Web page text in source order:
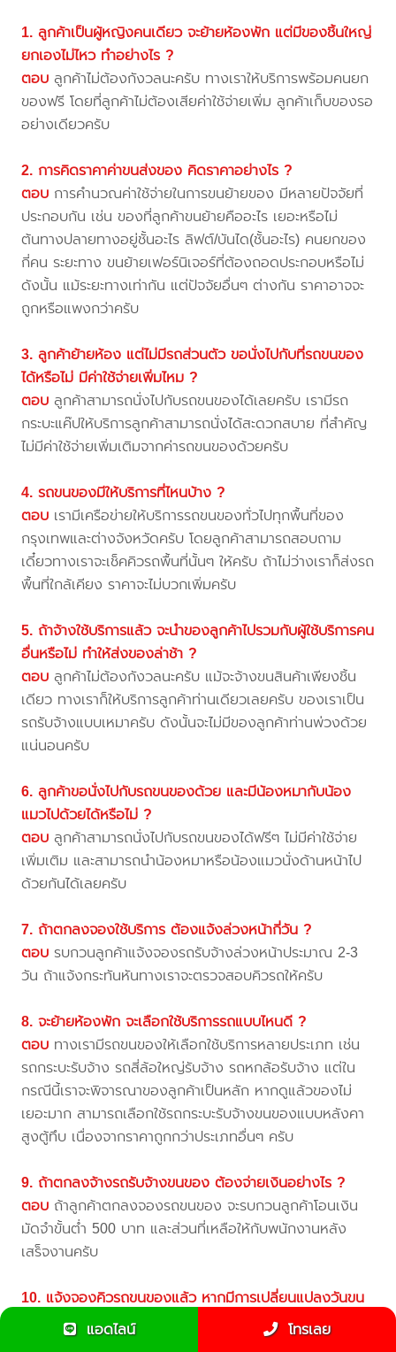
1. ลูกค้าเป็นผู้หญิงคนเดียว จะย้ายห้องพัก แต่มีของชิ้นใหญ่
ยกเองไม่ไหว ทำอย่างไร ?
ตอบ ลูกค้าไม่ต้องกังวลนะครับ ทางเราให้บริการพร้อมคนยก
ของฟรี โดยที่ลูกค้าไม่ต้องเสียค่าใช้จ่ายเพิ่ม ลูกค้าเก็บของรอ
อย่างเดียวครับ
2. การคิดราคาค่าขนส่งของ คิดราคาอย่างไร ?
ตอบ การคำนวณค่าใช้จ่ายในการขนย้ายของ มีหลายปัจจัยที่
ประกอบกัน เช่น ของที่ลูกค้าขนย้ายคืออะไร เยอะหรือไม่
ต้นทางปลายทางอยู่ชั้นอะไร ลิฟต์/บันได(ชั้นอะไร) คนยกของ
กี่คน ระยะทาง ขนย้ายเฟอร์นิเจอร์ที่ต้องถอดประกอบหรือไม่
ดังนั้น แม้ระยะทางเท่ากัน แต่ปัจจัยอื่นๆ ต่างกัน ราคาอาจจะ
ถูกหรือแพงกว่าครับ
3. ลูกค้าย้ายห้อง แต่ไม่มีรถส่วนตัว ขอนั่งไปกับที่รถขนของ
ได้หรือไม่ มีค่าใช้จ่ายเพิ่มไหม ?
ตอบ ลูกค้าสามารถนั่งไปกับรถขนของได้เลยครับ เรามีรถ
กระบะแค๊ปให้บริการลูกค้าสามารถนั่งได้สะดวกสบาย ที่สำคัญ
ไม่มีค่าใช้จ่ายเพิ่มเติมจากค่ารถขนของด้วยครับ
4. รถขนของมีให้บริการที่ไหนบ้าง ?
ตอบ เรามีเครือข่ายให้บริการรถขนของทั่วไปทุกพื้นที่ของ
กรุงเทพและต่างจังหวัดครับ โดยลูกค้าสามารถสอบถาม
เดี๋ยวทางเราจะเช็คคิวรถพื้นที่นั้นๆ ให้ครับ ถ้าไม่ว่างเราก็ส่งรถ
พื้นที่ใกล้เคียง ราคาจะไม่บวกเพิ่มครับ
5. ถ้าจ้างใช้บริการแล้ว จะนำของลูกค้าไปรวมกับผู้ใช้บริการคน
อื่นหรือไม่ ทำให้ส่งของล่าช้า ?
ตอบ ลูกค้าไม่ต้องกังวลนะครับ แม้จะจ้างขนสินค้าเพียงชิ้น
เดียว ทางเราก็ให้บริการลูกค้าท่านเดียวเลยครับ ของเราเป็น
รถรับจ้างแบบเหมาครับ ดังนั้นจะไม่มีของลูกค้าท่านพ่วงด้วย
แน่นอนครับ
6. ลูกค้าขอนั่งไปกับรถขนของด้วย และมีน้องหมากับน้อง
แมวไปด้วยได้หรือไม่ ?
ตอบ ลูกค้าสามารถนั่งไปกับรถขนของได้ฟรีๆ ไม่มีค่าใช้จ่าย
เพิ่มเติม และสามารถนำน้องหมาหรือน้องแมวนั่งด้านหน้าไป
ด้วยกันได้เลยครับ
7. ถ้าตกลงจองใช้บริการ ต้องแจ้งล่วงหน้ากี่วัน ?
ตอบ รบกวนลูกค้าแจ้งจองรถรับจ้างล่วงหน้าประมาณ 2-3
วัน ถ้าแจ้งกระทันหันทางเราจะตรวจสอบคิวรถให้ครับ
8. จะย้ายห้องพัก จะเลือกใช้บริการรถแบบไหนดี ?
ตอบ ทางเรามีรถขนของให้เลือกใช้บริการหลายประเภท เช่น
รถกระบะรับจ้าง รถสี่ล้อใหญ่รับจ้าง รถหกล้อรับจ้าง แต่ใน
กรณีนี้เราจะพิจารณาของลูกค้าเป็นหลัก หากดูแล้วของไม่
เยอะมาก สามารถเลือกใช้รถกระบะรับจ้างขนของแบบหลังคา
สูงตู้ทึบ เนื่องจากราคาถูกกว่าประเภทอื่นๆ ครับ
9. ถ้าตกลงจ้างรถรับจ้างขนของ ต้องจ่ายเงินอย่างไร ?
ตอบ ถ้าลูกค้าตกลงจองรถขนของ จะรบกวนลูกค้าโอนเงิน
มัดจำขั้นต่ำ 500 บาท และส่วนที่เหลือให้กับพนักงานหลัง
เสร็จงานครับ
10. แจ้งจองคิวรถขนของแล้ว หากมีการเปลี่ยนแปลงวันขน
ย้าย จะทำอย่างไร ?
ถ้าลูกค้าต้องการเลื่อนวันขนย้ายของรบกวนแจ้งล่วง
แอดไลน์ โทรเลย